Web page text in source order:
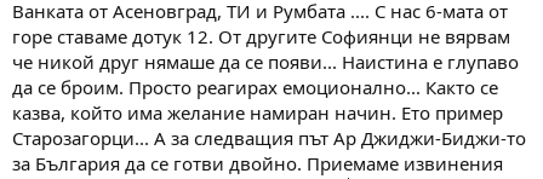
Ванката от Асеновград, ТИ и Румбата .... С нас 6-мата от
горе ставаме дотук 12. От другите Софиянци не вярвам
че никой друг нямаше да се появи... Наистина е глупаво
да се броим. Просто реагирах емоционално... Както се
казва, който има желание намиран начин. Ето пример
Старозагорци... А за следващия път Ар Джиджи-Биджи-то
за България да се готви двойно. Приемаме извинения